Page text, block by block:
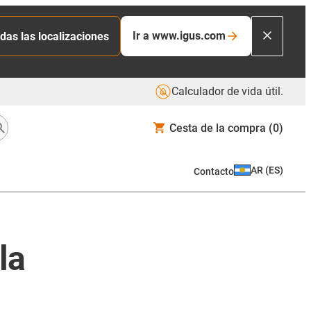
las localizaciones Ir a www.igus.com
Calculador de vida útil.
Cesta de la compra (0)
Contacto AR (ES)